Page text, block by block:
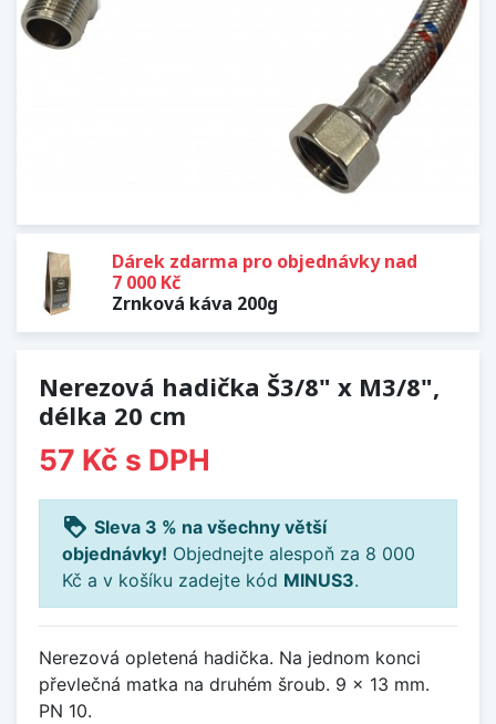
Dárek zdarma pro objednávky nad
7 000 Kč
Zrnková káva 200g
Nerezová hadička Š3/8" x M3/8",
délka 20 cm
57 Kč s DPH
loyalty Sleva 3 % na všechny větší
objednávky! Objednejte alespoň za 8 000
Kč a v košíku zadejte kód MINUS3.
Nerezová opletená hadička. Na jednom konci
převlečná matka na druhém šroub. 9 x 13 mm.
PN 10.